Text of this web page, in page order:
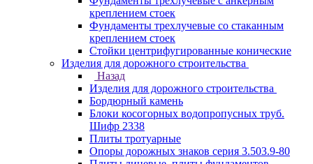
креплением стоек
Фундаменты трехлучевые со стаканным
креплением стоек
Стойки центрифугированные конические
Изделия для дорожного строительства
Назад
Изделия для дорожного строительства
Бордюрный камень
Блоки косогорных водопропусных труб.
Шифр 2338
Плиты тротуарные
Опоры дорожных знаков серия 3.503.9-80